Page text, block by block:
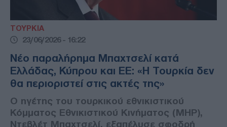
ΤΟΥΡΚΙΑ
23/06/2026 - 16:22
Νέο παραλήρημα Μπαχτσελί κατά
Ελλάδας, Κύπρου και ΕΕ: «Η Τουρκία δεν
θα περιοριστεί στις ακτές της»
Ο ηγέτης του τουρκικού εθνικιστικού
Κόμματος Εθνικιστικού Κινήματος (MHP),
Ντεβλέτ Μπαχτσελί, εξαπέλυσε σφοδρή